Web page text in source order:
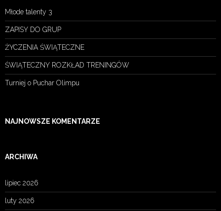
Młode talenty 3
ZAPISY DO GRUP
ŻYCZENIA ŚWIĄTECZNE
ŚWIĄTECZNY ROZKŁAD TRENINGÓW
Turniej o Puchar Olimpu
NAJNOWSZE KOMENTARZE
ARCHIWA
lipiec 2026
luty 2026